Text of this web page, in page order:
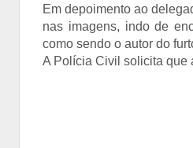
Em depoimento ao
nas imagens, indo de
como sendo o autor do
A Polícia Civil solicita que